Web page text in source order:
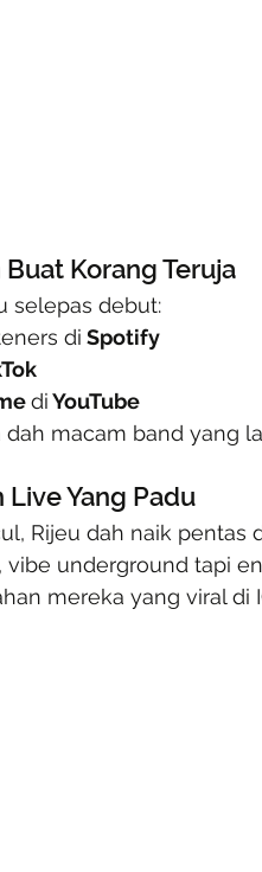
Buat Korang Teruja
selepas debut:
di Spotify
di YouTube
macam band yang
Yang Padu
Rijeu dah naik pentas
vibe underground tapi
mereka yang viral di